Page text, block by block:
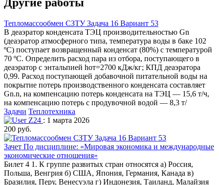
Тепломассообмен СЗТУ Задача 16 Вариант 53
В деаэратор конденсата ТЭЦ производительностью Gn
(деаэратор атмосферного типа, температура воды в баке 102
ºC) поступает возвращенный конденсат (80%) с температурой
70 ºC. Определить расход пара из отбора, поступающего в
деаэратор с энтальпией hот=2700 кДж/кг; КПД деаэратора
0,99. Расход поступающей добавочной питательной воды на
покрытие потерь производственного конденсата составляет
Gn.n, на компенсацию потерь конденсата на ТЭЦ — 15,6 т/ч,
на компенсацию потерь с продувочной водой — 8,3 т/
Задачи Теплотехника
Z24 : 1 марта 2026
200 руб.
Зачет По дисциплине: «Мировая экономика и международные
экономические отношения»
Билет 4 1. К группе развитых стран относятся а) Россия,
Польша, Венгрия б) США, Япония, Германия, Канада в)
Бразилия, Перу, Венесуэла г) Индонезия, Таиланд, Малайзия